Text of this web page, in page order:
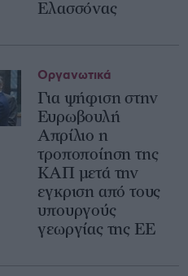
Ελασσόνας
Για ψήφιση στην
Ευρωβουλή
Απρίλιο η
τροποποίηση της
ΚΑΠ μετά την
εγκριση από τους
υπουργούς
γεωργίας της ΕΕ
Οργανωτικά